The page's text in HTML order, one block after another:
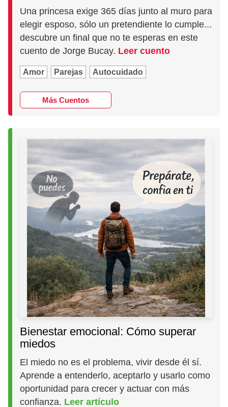
Una princesa exige 365 días junto al muro para
elegir esposo, sólo un pretendiente lo cumple...
descubre un final que no te esperas en este
cuento de Jorge Bucay. Leer cuento
Amor Parejas Autocuidado
Más Cuentos
Bienestar emocional: Cómo superar
miedos
El miedo no es el problema, vivir desde él sí.
Aprende a entenderlo, aceptarlo y usarlo como
oportunidad para crecer y actuar con más
confianza. Leer artículo